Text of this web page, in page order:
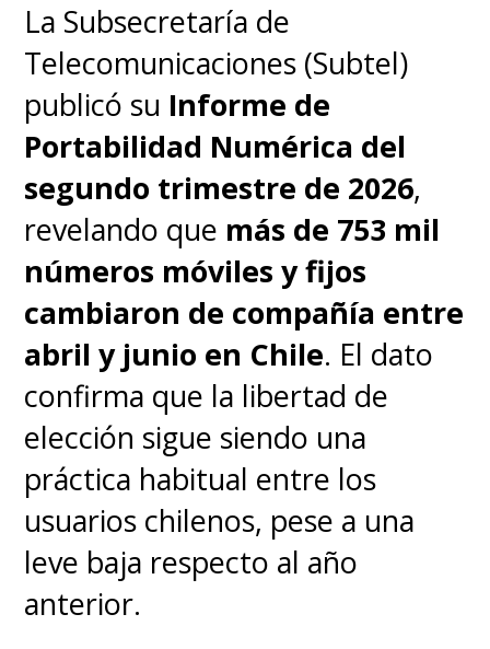
La Subsecretaría de
Telecomunicaciones (Subtel)
publicó su Informe de
Portabilidad Numérica del
segundo trimestre de 2026,
revelando que más de 753 mil
números móviles y fijos
cambiaron de compañía entre
abril y junio en Chile. El dato
confirma que la libertad de
elección sigue siendo una
práctica habitual entre los
usuarios chilenos, pese a una
leve baja respecto al año
anterior.